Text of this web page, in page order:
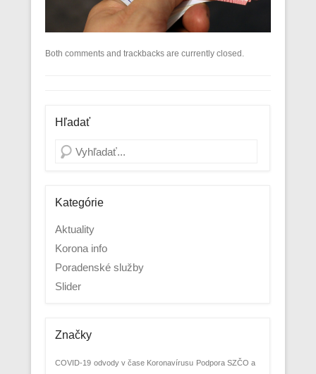
Both comments and trackbacks are currently closed.
Hľadať
Search
Kategórie
Aktuality
Korona info
Poradenské služby
Slider
Značky
COVID-19 odvody v čase Koronavírusu Podpora SZČO a